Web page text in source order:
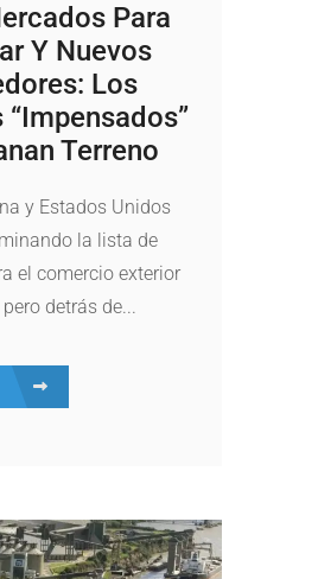
Para
Y Nuevos
Los
“impensados”
Terreno
y Estados Unidos
la lista de
el comercio exterior
detrás de...